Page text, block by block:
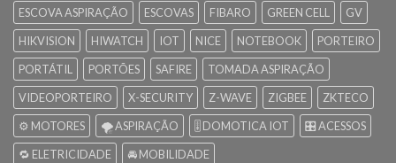
ESCOVA ASPIRAÇÃO
ESCOVAS FIBARO GREEN CELL
GV
HIKVISION
HIWATCH IOT NICE NOTEBOOK
PORTEIRO
PORTÁTIL
PORTÕES SAFIRE
TOMADA ASPIRAÇÃO
VIDEOPORTEIRO
X-SECURITY Z-WAVE ZIGBEE
ZKTECO
⚙️ MOTORES
🌪️ ASPIRAÇÃO 🎚️ DOMOTICA IOT
🎛️ ACESSOS
🔁 ELETRICIDADE
🚘 MOBILIDADE